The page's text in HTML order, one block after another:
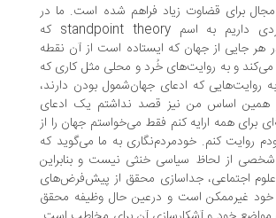
قضاوت زیاد فراهم شده است. ما در
انسان‌شناسی رویکردی داریم به اسم standpoint theory که
از جهان که ایستاده است از آن نقطه
و به روایت‌های خُرد و محلی مثل کاری که
که ادعای جهان‌شمول بودن دارند،
اساس من نیز قصد نداشتم یک ادعای
ارایه کنم فقط می‌خواستم جهان را از
کنم. خودمردم‌نگاری به ما می‌گوید که
لحاظ سیاسی خنثی نیست و بنابراین
جداسازی محقق از پیش‌فرض‌های
است و درعین حال وظیفه محقق